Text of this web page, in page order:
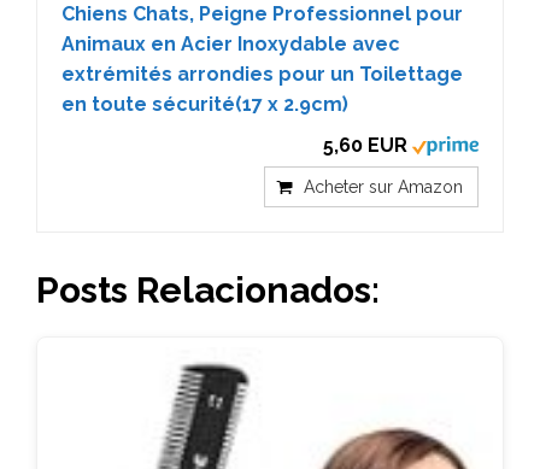
Chiens Chats, Peigne Professionnel pour
Animaux en Acier Inoxydable avec
extrémités arrondies pour un Toilettage
en toute sécurité(17 x 2.9cm)
5,60 EUR
Acheter sur Amazon
Posts Relacionados: